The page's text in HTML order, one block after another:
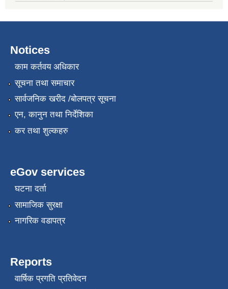
Notices
काम कर्तवय अधिकार
सूचना तथा समाचार
सार्वजनिक खरीद /बोलपत्र सूचना
एन, कानुन तथा निर्देशिका
कर तथा शुल्कहरु
eGov services
घटना दर्ता
सामाजिक सुरक्षा
नागरिक वडापत्र
Reports
वार्षिक प्रगति प्रतिवेदन